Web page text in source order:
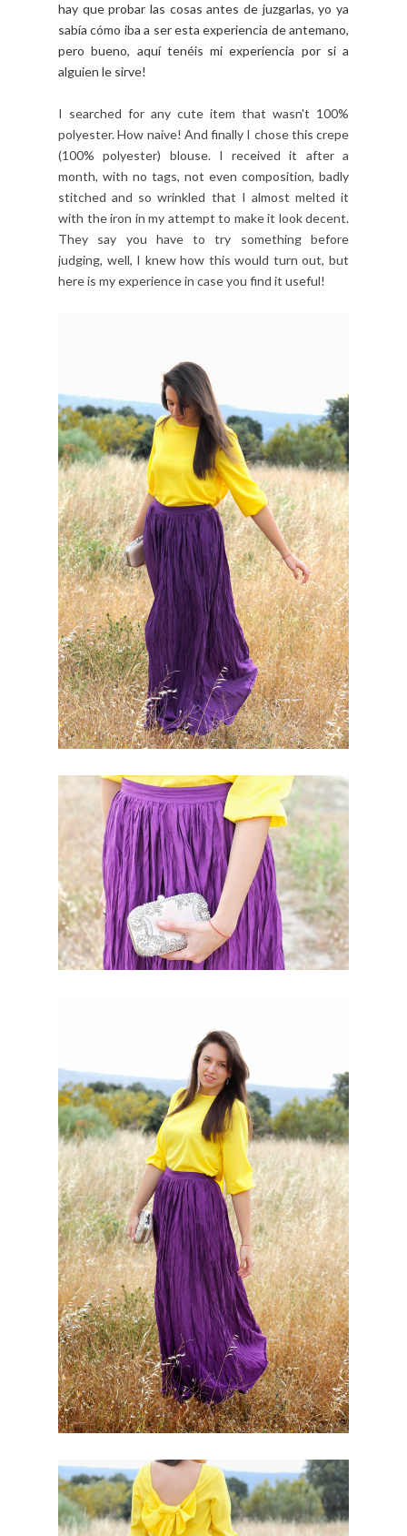
hay que probar las cosas antes de juzgarlas, yo ya
sabía cómo iba a ser esta experiencia de antemano,
pero bueno, aquí tenéis mi experiencia por si a
alguien le sirve!
I searched for any cute item that wasn't 100%
polyester. How naive! And finally I chose this crepe
(100% polyester) blouse. I received it after a
month, with no tags, not even composition, badly
stitched and so wrinkled that I almost melted it
with the iron in my attempt to make it look decent.
They say you have to try something before
judging, well, I knew how this would turn out, but
here is my experience in case you find it useful!